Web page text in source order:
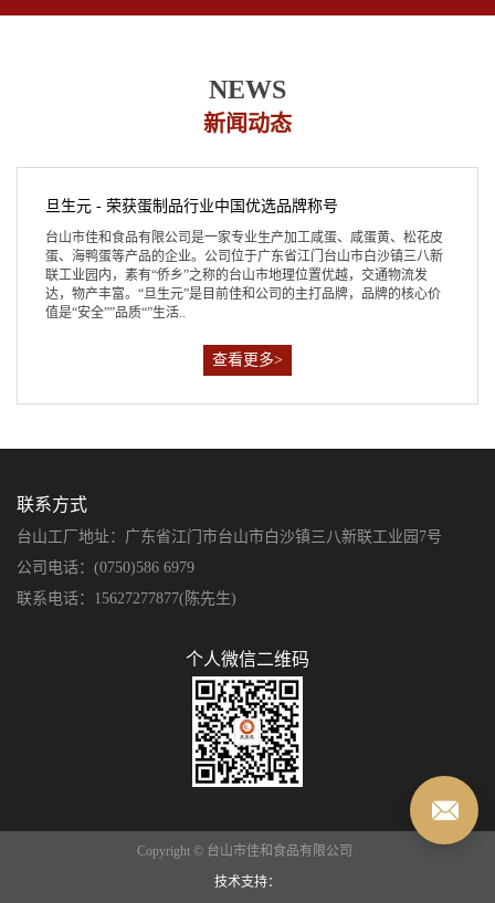
NEWS
新闻动态
旦生元 - 荣获蛋制品行业中国优选品牌称号
台山市佳和食品有限公司是一家专业生产加工咸蛋、咸蛋黄、松花皮
蛋、海鸭蛋等产品的企业。公司位于广东省江门台山市白沙镇三八新
联工业园内，素有“侨乡”之称的台山市地理位置优越，交通物流发
达，物产丰富。“旦生元”是目前佳和公司的主打品牌，品牌的核心价
值是“安全””品质“”生活..
查看更多>
联系方式
台山工厂地址：广东省江门市台山市白沙镇三八新联工业园7号
公司电话：(0750)586 6979
联系电话：15627277877(陈先生)
个人微信二维码
Copyright © 台山市佳和食品有限公司
技术支持：